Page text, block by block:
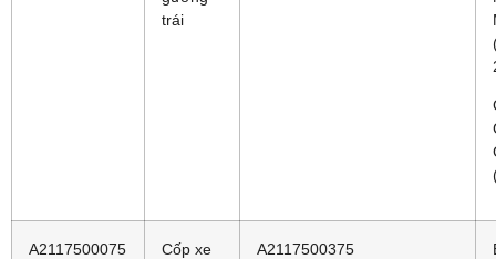
trái
A2117500075 Cốp xe A2117500375